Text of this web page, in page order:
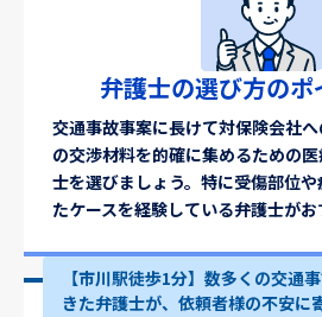
弁護士の選び方のポ
交通事故事案に長けて対保険会社
の交渉材料を的確に集めるための
士を選びましょう。特に受傷部位
たケースを経験している弁護士がお
【市川駅徒歩1分】数多くの交通
きた弁護士が、依頼者様の不安に